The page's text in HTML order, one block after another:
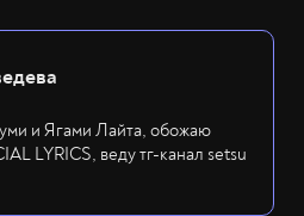
и Ягами Лайта, обожаю
LYRICS, веду тг-канал setsu